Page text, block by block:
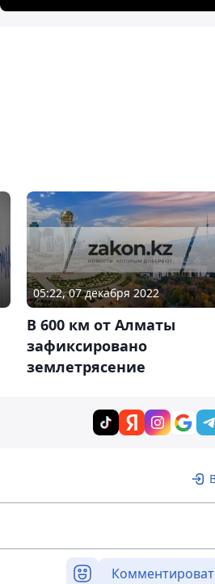
05:22, 07 декабря 2022
В 600 км от Алматы
зафиксировано
землетрясение